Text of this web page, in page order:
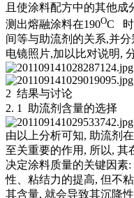
且使涂料配方中的其他
测出熔融涂料在190OC 时
间等与助流剂的关系,并
电镜照片,加以比对说明,
2 结果与讨论
2. 1 助流剂含量的选择
由以上分析可知, 助流剂
至关重要的作用, 所以, 其
决定涂料质量的关键因素
性、粘结力的提高, 但不
其含量, 就会导致其沉降